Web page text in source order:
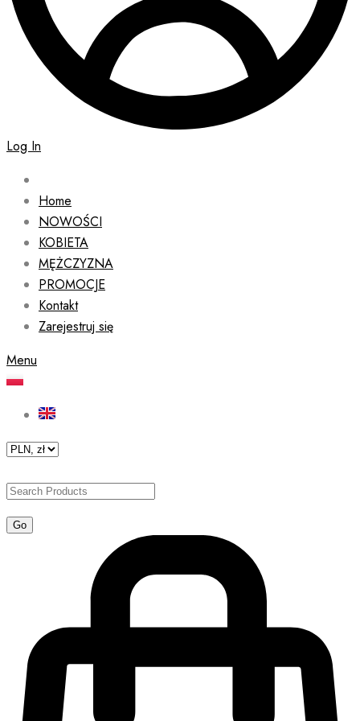
Log In
Home
NOWOŚCI
KOBIETA
MĘŻCZYZNA
PROMOCJE
Kontakt
Zarejestruj się
Menu